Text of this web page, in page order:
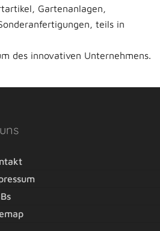
Gartenanlagen,
teils in
des innovativen Unternehmens.